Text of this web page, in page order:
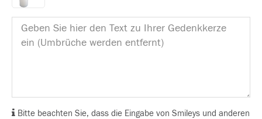
Bitte beachten Sie, dass die Eingabe von Smileys und anderen